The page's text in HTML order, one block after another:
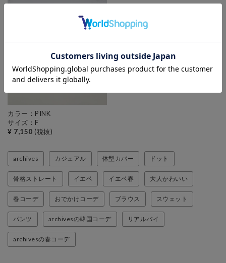
カラー：PINK
サイズ：F
¥ 7,150 (税抜)
archives カジュアル 体型カバー ドット
骨格ストレート イエベ イエベ春 大人かわいい
春コーデ おでかけコーデ ブラウス スウェット
パンツ archivesの韓国コーデ リアルバイ
archivesの春コーデ